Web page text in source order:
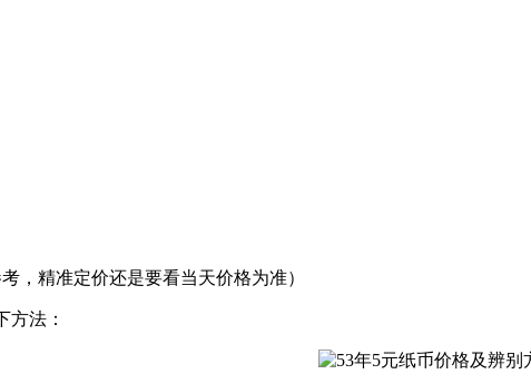
精准定价还是要看当天价格为准）
法：